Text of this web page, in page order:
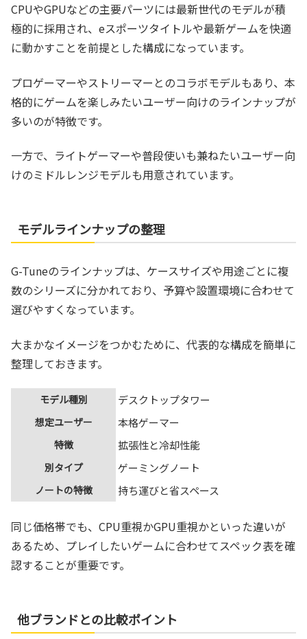
CPUやGPUなどの主要パーツには最新世代のモデルが積
極的に採用され、eスポーツタイトルや最新ゲームを快適
に動かすことを前提とした構成になっています。
プロゲーマーやストリーマーとのコラボモデルもあり、本
格的にゲームを楽しみたいユーザー向けのラインナップが
多いのが特徴です。
一方で、ライトゲーマーや普段使いも兼ねたいユーザー向
けのミドルレンジモデルも用意されています。
モデルラインナップの整理
G-Tuneのラインナップは、ケースサイズや用途ごとに複
数のシリーズに分かれており、予算や設置環境に合わせて
選びやすくなっています。
大まかなイメージをつかむために、代表的な構成を簡単に
整理しておきます。
モデル種別 デスクトップタワー
想定ユーザー 本格ゲーマー
特徴 拡張性と冷却性能
別タイプ ゲーミングノート
ノートの特徴 持ち運びと省スペース
同じ価格帯でも、CPU重視かGPU重視かといった違いが
あるため、プレイしたいゲームに合わせてスペック表を確
認することが重要です。
他ブランドとの比較ポイント